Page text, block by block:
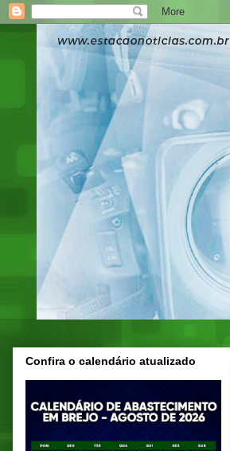
Confira o calendário atualizado